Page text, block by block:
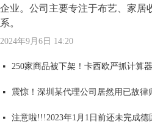
企业。公司主要专注于布艺、家居
系。
2024年9月6日 14:20
넷
넷
넷
넷
넷
넷
넷 全网爆火可达鸭，能卖吗？
넷